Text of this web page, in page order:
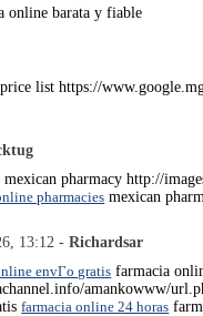
online barata y fiable
list https://
pharmacy http://
pharmacies mexican
13:12 -Richardsar
envГ­o gratis farmacia
amankowww/
farmacia online 24 horas